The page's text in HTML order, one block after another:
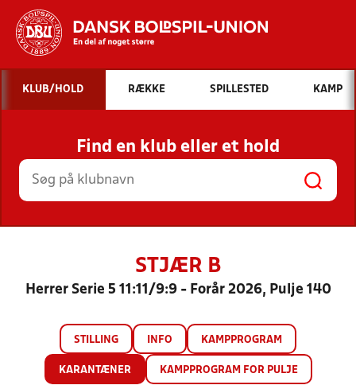
Hvad vil du søge efter?
INDHOLD OG NYHEDER
STILLINGER, RESULTATER, KLUBBER OG
HOLD
KLUB/HOLD RÆKKE SPILLESTED KAMP
Find en klub eller et hold
STJÆR B
Herrer Serie 5 11:11/9:9 - Forår 2026, Pulje 140
STILLING INFO KAMPPROGRAM
KARANTÆNER KAMPPROGRAM FOR PULJE